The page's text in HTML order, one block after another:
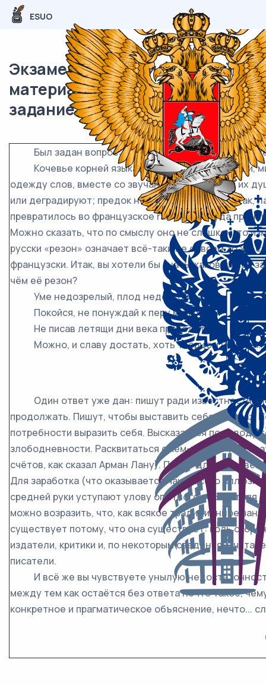
ESUO
Экзаменационный (типовой)
материал ЕГЭ / Русский / 01-03
задание (24) / 78
Был задан вопрос: в чём оправдание
Кочевье корней языка ведёт их в новые земли,
одежду слов, вместе со звучанием изменяется их
или деградируют; предок не узнал бы потомка. Так,
превратилось во французское raison, а оттуда
Можно сказать, что по смыслу оно не слишком-то
русски «резон» означает всё-таки не совсем то же
французски. Итак, вы хотели бы знать, каков смысл
чём её резон?
Уме недозрелый, плод недолгой науки!
Покойся, не понуждай к перу мои руки:
Не писав летящи дни века проводити
Можно, и славу достать, хоть творцом не быти.
Один ответ уже дан: пишут ради известности.
продолжать. Пишут, чтобы выставить себя напоказ.
потребности выразить себя. Высказаться по поводу
злободневности. Расквитаться с кем-нибудь
счётов, как сказал Арман Лану). Пишут для
Для заработка (что оказывается чаще всего
средней руки уступают улову опытного собирателя
можно возразить, что, как всякое традиционное
существует потому, что она существует: коль скоро
издатели, критики и, по некоторым сведениям,
писатели.
И всё же вы чувствуете унылую
между тем как остаётся без ответа нечто такое,
конкретное и прагматическое объяснение, нечто...